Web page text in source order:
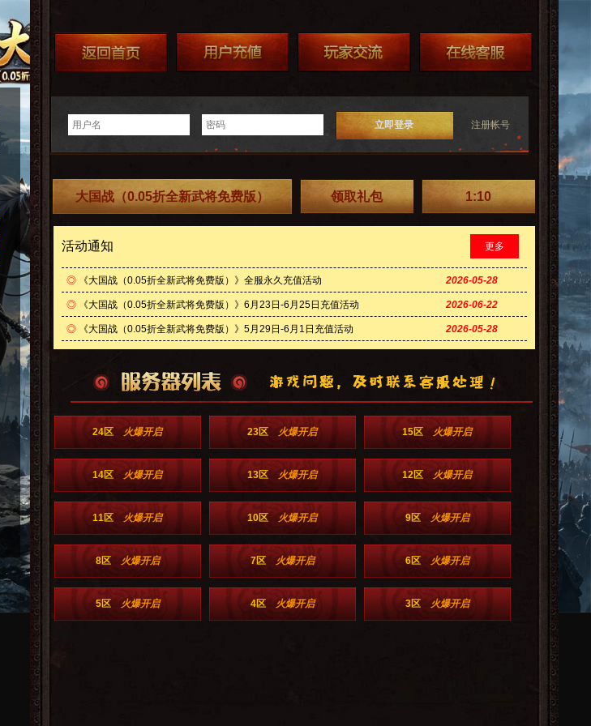
立即登录 注册帐号
大国战（0.05折全新武将免费版） 领取礼包 1:10
活动通知 更多
◎《大国战（0.05折全新武将免费版）》全服永久充值活动 2026-05-28
◎《大国战（0.05折全新武将免费版）》6月23日-6月25日充值活动 2026-06-22
◎《大国战（0.05折全新武将免费版）》5月29日-6月1日充值活动 2026-05-28
24区 火爆开启 23区 火爆开启 15区 火爆开启
14区 火爆开启 13区 火爆开启 12区 火爆开启
11区 火爆开启 10区 火爆开启 9区 火爆开启
8区 火爆开启 7区 火爆开启 6区 火爆开启
5区 火爆开启 4区 火爆开启 3区 火爆开启